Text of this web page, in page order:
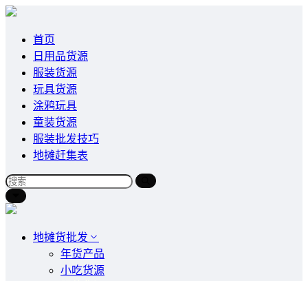
首页
日用品货源
服装货源
玩具货源
涂鸦玩具
童装货源
服装批发技巧
地摊赶集表
地摊货批发
年货产品
小吃货源